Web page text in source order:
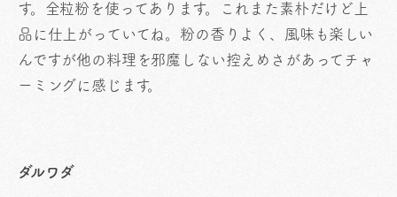
す。全粒粉を使ってあります。これまた素朴だけど上
品に仕上がっていてね。粉の香りよく、風味も楽しい
んですが他の料理を邪魔しない控えめさがあってチャ
ーミングに感じます。
ダルワダ